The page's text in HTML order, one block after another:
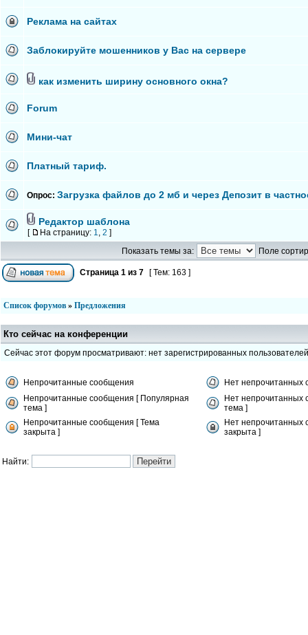
Реклама на сайтах
Заблокируйте мошенников у Вас на сервере
как изменить ширину основного окна?
Forum
Мини-чат
Платный тариф.
Опрос: Загрузка файлов до 2 мб и через Депозит в
Редактор шаблона
[ На страницу: 1, 2 ]
Показать темы за:
Поле
Страница 1 из 7 [ Тем: 163 ]
Список форумов » Предложения
Кто сейчас на конференции
Сейчас этот форум просматривают: нет зарегистрированных пользователей
Непрочитанные сообщения
Нет непрочитанных
Непрочитанные сообщения [ Популярная
тема ]
Нет непрочитанных
тема ]
Непрочитанные сообщения [ Тема
закрыта ]
Нет непрочитанных
закрыта ]
Найти: